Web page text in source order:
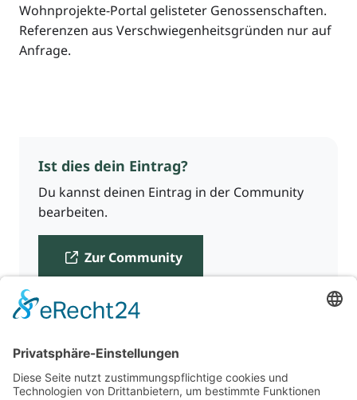
Wohnprojekte-Portal gelisteter Genossenschaften.
Referenzen aus Verschwiegenheitsgründen nur auf
Anfrage.
Ist dies dein Eintrag?
Du kannst deinen Eintrag in der Community
bearbeiten.
Zur Community
Für Beratende